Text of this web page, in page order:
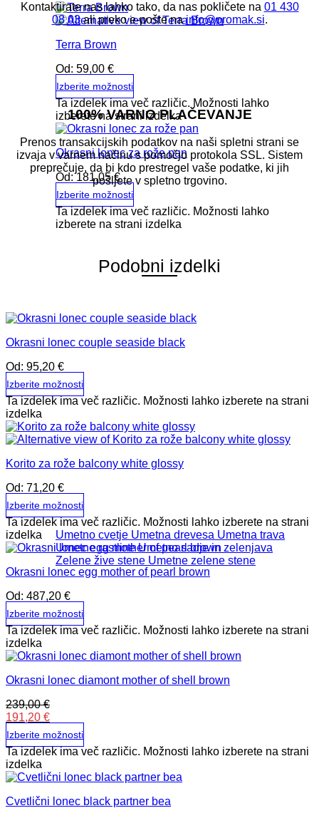
Terra Brown
Od: 59,00 €
Izberite možnosti
Ta izdelek ima več različic. Možnosti lahko
izberete na strani izdelka
Okrasni lonec za rože pan
Od:181,05€
Izberite možnosti
Ta izdelek ima več različic. Možnosti lahko
izberete na strani izdelka
Umetno cvetje Umetna drevesa Umetna trava
Umetne rastline Umetno sadje in zelenjava
Zelene žive stene Umetne zelene stene
Kontaktirate nas lahko tako, da nas pokličete na 01 430
08 03ali preko e-pošte nainfo@promak.si.
100% VARNO PLAČEVANJE
Prenos transakcijskih podatkov na naši spletni strani se
izvaja v varnem načinu s pomočjo protokola SSL. Sistem
preprečuje, da bi kdo prestregel vaše podatke, ki jih
pošljete v spletno trgovino.
Podobni izdelki
Okrasni lonec couple seaside black
Od: 95,20 €
Izberite možnosti
Ta izdelek ima več različic. Možnosti lahko izberete na strani
izdelka
Korito za rože balcony white glossy
Od: 71,20 €
Izberite možnosti
Ta izdelek ima več različic. Možnosti lahko izberete na strani
izdelka
Okrasni lonec egg mother of pearl brown
Od: 487,20 €
Izberite možnosti
Ta izdelek ima več različic. Možnosti lahko izberete na strani
izdelka
Okrasni lonec diamont mother of shell brown
239,00€
191,20 €
Izberite možnosti
Ta izdelek ima več različic. Možnosti lahko izberete na strani
izdelka
Cvetlični lonec black partner bea